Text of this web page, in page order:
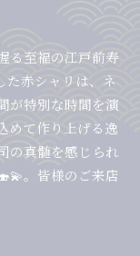
る至福の江戸前寿
た赤シャリは、ネ
が特別な時間を演
めて作り上げる逸
の真髄を感じられ
。皆様のご来店